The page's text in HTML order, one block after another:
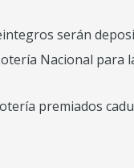
serán
Nacional para
premiados